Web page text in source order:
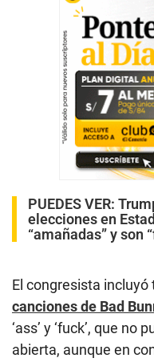
PUEDES VER:
elecciones en
“amañadas” y son
El congresista
canciones de Bad
‘ass’ y ‘fuck’, que
abierta, aunque en